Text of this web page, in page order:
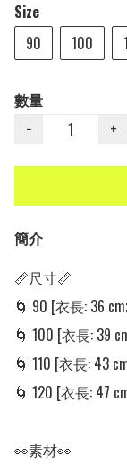
Size
90
100
數量
−
+
簡介
📏尺寸📏
🌀 90 [衣長: 36
🌀 100 [衣長: 39
🌀 110 [衣長: 43
🌀 120 [衣長: 47
👀素材👀